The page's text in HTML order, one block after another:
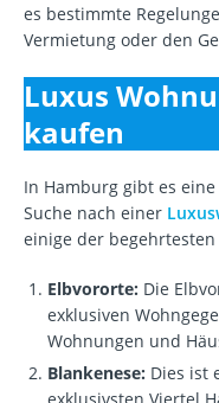
es bestimmte
Vermietung oder den
Luxus
kaufen
In Hamburg gibt es
Suche nach einer
einige der
Elbvororte: Die
exklusiven
Wohnungen und
Blankenese: Dies ist